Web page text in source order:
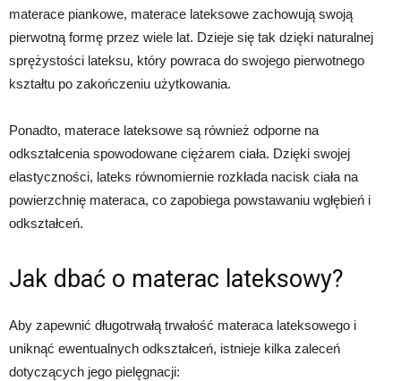
materace piankowe, materace lateksowe zachowują swoją
pierwotną formę przez wiele lat. Dzieje się tak dzięki naturalnej
sprężystości lateksu, który powraca do swojego pierwotnego
kształtu po zakończeniu użytkowania.
Ponadto, materace lateksowe są również odporne na
odkształcenia spowodowane ciężarem ciała. Dzięki swojej
elastyczności, lateks równomiernie rozkłada nacisk ciała na
powierzchnię materaca, co zapobiega powstawaniu wgłębień i
odkształceń.
Jak dbać o materac lateksowy?
Aby zapewnić długotrwałą trwałość materaca lateksowego i
uniknąć ewentualnych odkształceń, istnieje kilka zaleceń
dotyczących jego pielęgnacji: